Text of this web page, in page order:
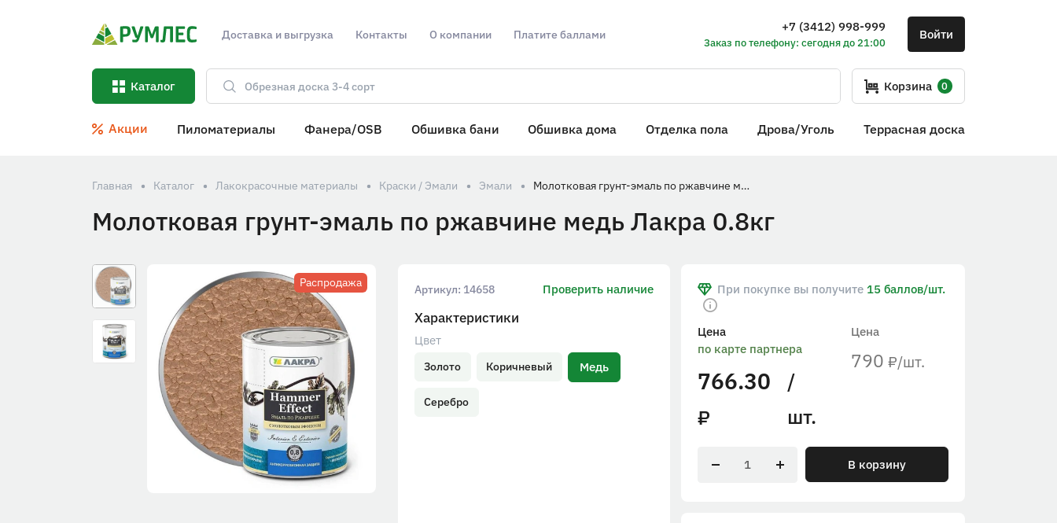
Доставка и выгрузка Контакты О компании Платите баллами
+7 (3412) 998-999
Заказ по телефону: сегодня до 21:00
Войти
Каталог Корзина 0
Акции Пиломатериалы Фанера/OSB Обшивка бани Обшивка дома Отделка пола Дрова/Уголь Террасная доска
Главная Каталог Лакокрасочные материалы Краски / Эмали Эмали Молотковая грунт-эмаль по ржавчине медь Лакра 0.8кг
Молотковая грунт-эмаль по ржавчине медь Лакра 0.8кг
Распродажа Артикул: 14658 Проверить наличие
Характеристики
Цвет
Золото Коричневый Медь
Серебро
При покупке вы получите 15 баллов/шт.
Цена
790 ₽/шт.
Цена
по карте партнера
766.30
₽
/
шт.
В корзину